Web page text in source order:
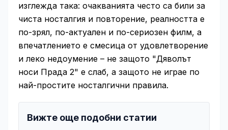
изглежда така: очакванията често са били за
чиста носталгия и повторение, реалността е
по-зрял, по-актуален и по-сериозен филм, а
впечатлението е смесица от удовлетворение
и леко недоумение – не защото "Дяволът
носи Прада 2" е слаб, а защото не играе по
най-простите носталгични правила.
Вижте още подобни статии